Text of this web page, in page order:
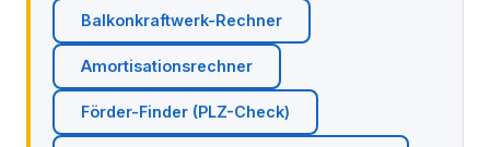
Balkonkraftwerk-Rechner
Amortisationsrechner
Förder-Finder (PLZ-Check)